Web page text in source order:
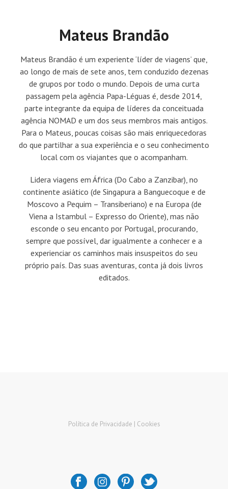
Mateus Brandão
Mateus Brandão é um experiente ‘líder de viagens’ que,
ao longo de mais de sete anos, tem conduzido dezenas
de grupos por todo o mundo. Depois de uma curta
passagem pela agência Papa-Léguas é, desde 2014,
parte integrante da equipa de líderes da conceituada
agência NOMAD e um dos seus membros mais antigos.
Para o Mateus, poucas coisas são mais enriquecedoras
do que partilhar a sua experiência e o seu conhecimento
local com os viajantes que o acompanham.
Lidera viagens em África (Do Cabo a Zanzibar), no
continente asiático (de Singapura a Banguecoque e de
Moscovo a Pequim – Transiberiano) e na Europa (de
Viena a Istambul – Expresso do Oriente), mas não
esconde o seu encanto por Portugal, procurando,
sempre que possível, dar igualmente a conhecer e a
experienciar os caminhos mais insuspeitos do seu
próprio país. Das suas aventuras, conta já dois livros
editados.
Política de Privacidade | Cookies